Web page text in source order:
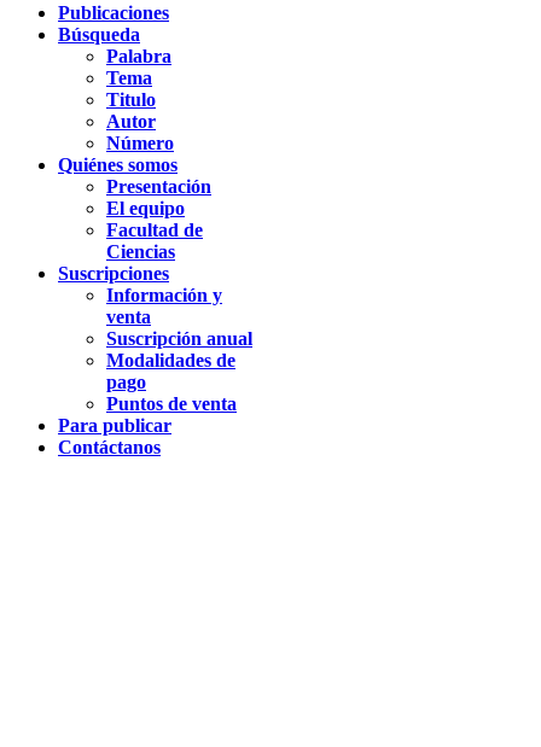
Publicaciones
Búsqueda
Palabra
Tema
Titulo
Autor
Número
Quiénes somos
Presentación
El equipo
Facultad de
Ciencias
Suscripciones
Información y
venta
Suscripción anual
Modalidades de
pago
Puntos de venta
Para publicar
Contáctanos